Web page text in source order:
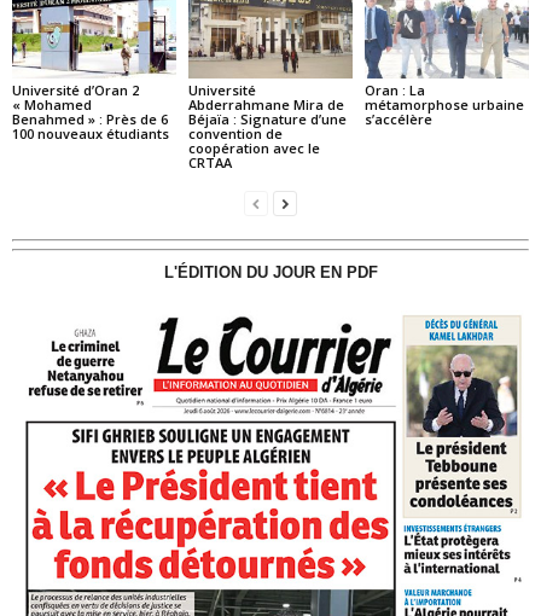
Université d’Oran 2
« Mohamed
Benahmed » : Près de 6
100 nouveaux étudiants
Université
Abderrahmane Mira de
Béjaïa : Signature d’une
convention de
coopération avec le
CRTAA
Oran : La
métamorphose urbaine
s’accélère
L'ÉDITION DU JOUR EN PDF